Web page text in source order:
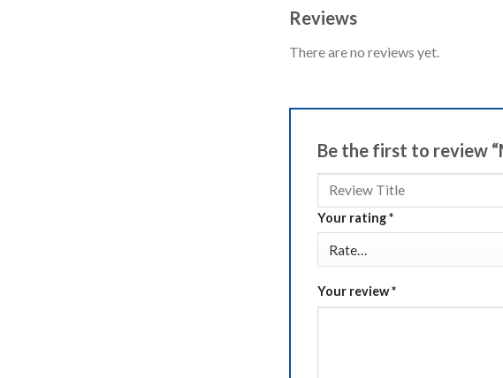
Reviews
There are no reviews yet.
Be the first to review
Your rating*
Your review*